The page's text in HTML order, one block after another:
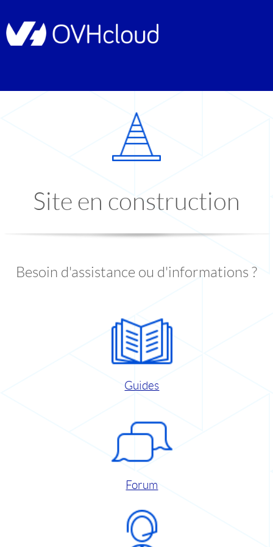
Site en construction
Besoin d'assistance ou d'informations ?
Guides
Forum